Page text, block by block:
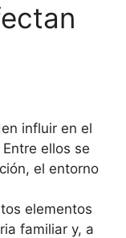
influir en el
ellos se
el entorno
elementos
familiar y, a